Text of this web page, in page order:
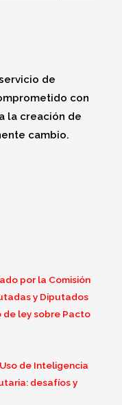
de
con
la creación de
cambio.
por la Comisión
y Diputados
ley sobre Pacto
de Inteligencia
desafíos y